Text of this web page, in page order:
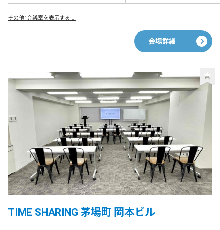
その他1会議室を表示する↓
会場詳細
TIME SHARING 茅場町 岡本ビル